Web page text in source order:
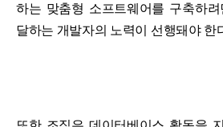
하는 맞춤형 소프트웨어를 구축하려
달하는 개발자의 노력이 선행돼야 한